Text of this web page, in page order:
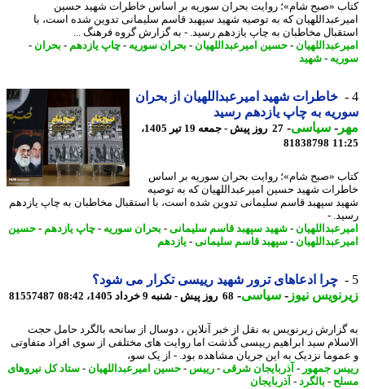
«صبح شام»؛ روایت بحران سوریه بر اساس خاطرات شهید حسین
که به توصیه شهید سپهبد قاسم سلیمانی تدوین شده است، با
مخاطبان به چاپ یازدهم رسید. - به گزارش گروه فرهنگ ...
-حسین امیرعبداللهیان-بحران سوریه- چاپ یازدهم -بحران-
- شهید
خاطرات شهید امیرعبداللهیان از بحران
به چاپ یازدهم رسید
-سیاسی-
27 روز پیش - جمعه 19 تیر 1405،
81838798
«صبح شام»؛ روایت بحران سوریه بر اساس
شهید حسین امیرعبداللهیان که به توصیه
سپهبد قاسم سلیمانی تدوین شده است، با استقبال مخاطبان به چاپ یازدهم
-
-شهید سپهبد قاسم سلیمانی-بحران سوریه- چاپ یازدهم -حسین
-سپهبد قاسم سلیمانی-یازدهم
چرا ادعاهای ترور شهید رییسی تکرار می شود؟
نیوز-سیاسی-68 روز پیش - شنبه 9 خرداد 1405، 08:42 81557487
زیرنویس به نقل از خبر آنلاین ، دوسال از سانحه بالگرد حامل حجت
سید ابراهیم رییسی گذشت اما روایت های مختلفی از سوی افراد متفاوتی
نزدیک به این جریان مشاهده بود. - از یک سو،
جمهور-آذربایجان شرقی-رییس -حسین امیرعبداللهیان-ستاد کل نیروهای
-بالگرد-آذربایجان